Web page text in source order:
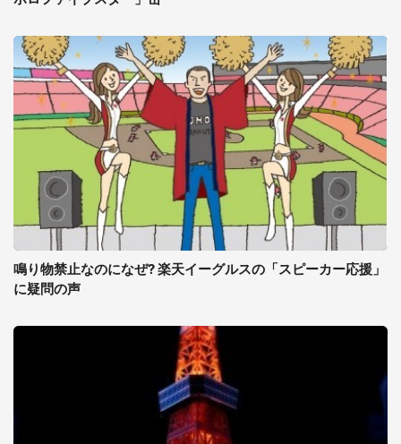
鳴り物禁止なのになぜ? 楽天イーグルスの「スピーカー応援」
に疑問の声